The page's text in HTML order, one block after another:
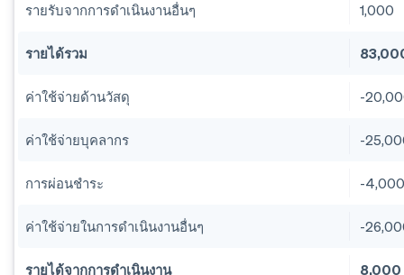
รายรับจากการดำเนินงานอื่นๆ 1,000
รายได้รวม
ค่าใช้จ่ายด้านวัสดุ -
ค่าใช้จ่ายบุคลากร -
การผ่อนชำระ -
ค่าใช้จ่ายในการดำเนินงานอื่นๆ -
รายได้จากการดำเนินงาน 8,000